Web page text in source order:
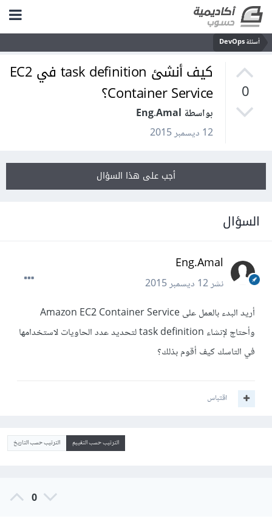
أسئلة DevOps
0
كيف أنشئ task definition في EC2
Container Service؟
بواسطة Eng.Amal
12 ديسمبر 2015
أجب على هذا السؤال
السؤال
Eng.Amal
نشر12 ديسمبر 2015
أريد البدء بالعمل على Amazon EC2 Container Service
وأحتاج لإنشاء task definition لتحديد عدد الحاويات لاستخدامها
في التاسك كيف أقوم بذلك؟
اقتباس
الترتيب حسب التقييم الترتيب حسب التاريخ
0